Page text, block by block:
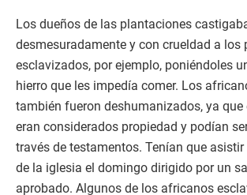
Los dueños de las plantaciones
desmesuradamente y con crueldad a los
esclavizados, por ejemplo, poniéndoles
hierro que les impedía comer. Los
también fueron deshumanizados, ya
eran considerados propiedad y podían
través de testamentos. Tenían que
de la iglesia el domingo dirigido por un
aprobado. Algunos de los africanos